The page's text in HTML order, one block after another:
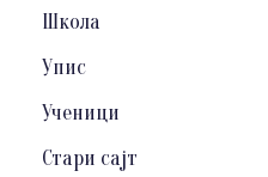
Школа
Упис
Ученици
Стари сајт